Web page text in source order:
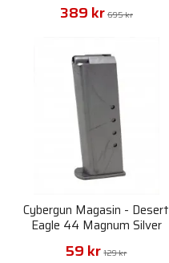
389 kr 695 kr
Cybergun Magasin - Desert
Eagle 44 Magnum Silver
59 kr 129 kr